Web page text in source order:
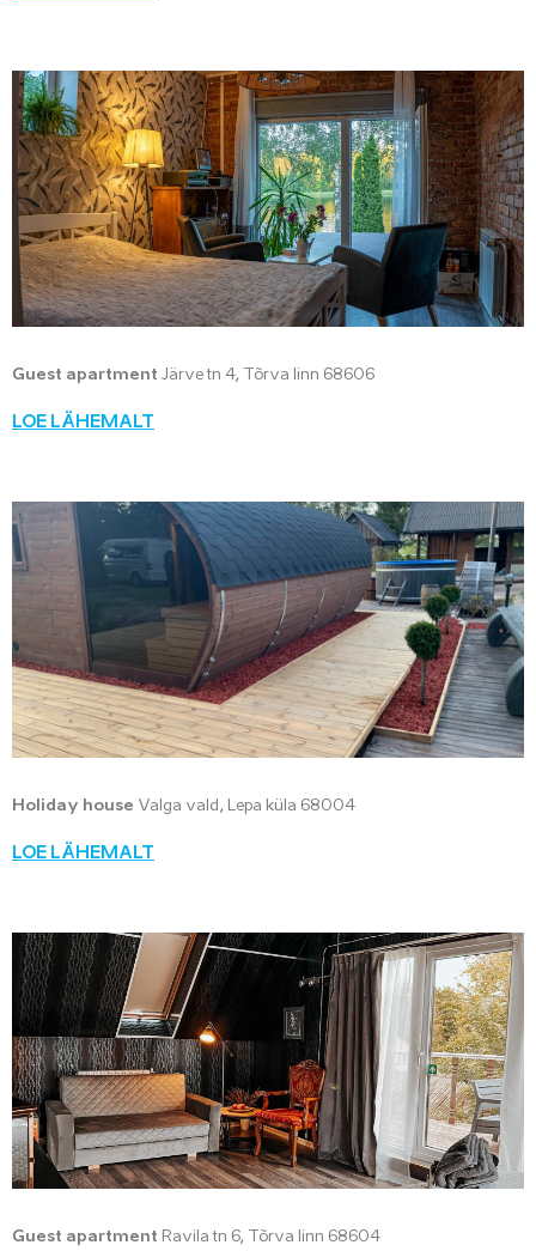
Guest apartment Järve tn 4, Tõrva linn 68606
LOE LÄHEMALT
Holiday house Valga vald, Lepa küla 68004
LOE LÄHEMALT
Guest apartment Ravila tn 6, Tõrva linn 68604